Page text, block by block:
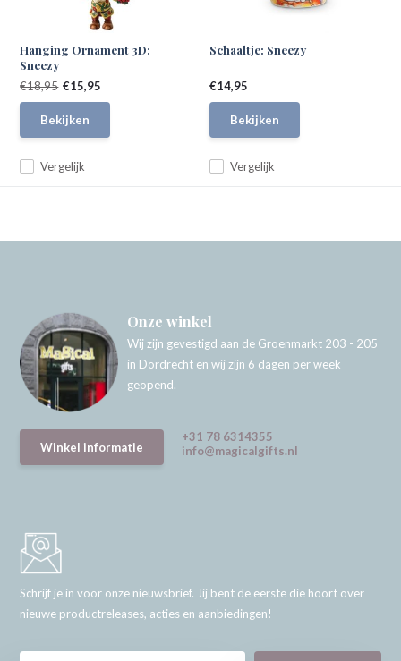
Hanging Ornament 3D:
Sneezy
Vergelijk
€18,95 €15,95
Bekijken
Schaaltje: Sneezy
Vergelijk
€14,95
Bekijken
Onze winkel
Wij zijn gevestigd aan de Groenmarkt 203 - 205
in Dordrecht en wij zijn 6 dagen per week
geopend.
Winkel informatie
+31 78 6314355
info@magicalgifts.nl
Schrijf je in voor onze nieuwsbrief. Jij bent de eerste die hoort over
nieuwe productreleases, acties en aanbiedingen!